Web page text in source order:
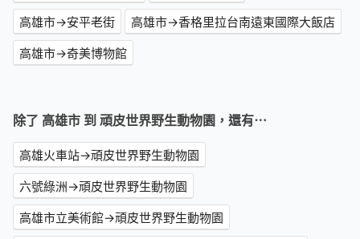
高雄市→安平老街
高雄市→香格里拉台南遠東國際大飯店
高雄市→奇美博物館
除了 高雄市 到 頑皮世界野生動物園，還有⋯
高雄火車站→頑皮世界野生動物園
六號綠洲→頑皮世界野生動物園
高雄市立美術館→頑皮世界野生動物園